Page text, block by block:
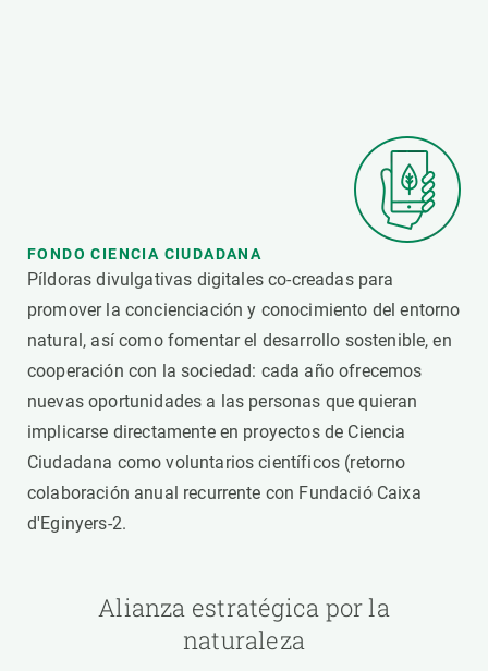
FONDO CIENCIA CIUDADANA
Píldoras divulgativas digitales co-creadas para
promover la concienciación y conocimiento del entorno
natural, así como fomentar el desarrollo sostenible, en
cooperación con la sociedad: cada año ofrecemos
nuevas oportunidades a las personas que quieran
implicarse directamente en proyectos de Ciencia
Ciudadana como voluntarios científicos (retorno
colaboración anual recurrente con Fundació Caixa
d'Eginyers-2.
Alianza estratégica por la
naturaleza